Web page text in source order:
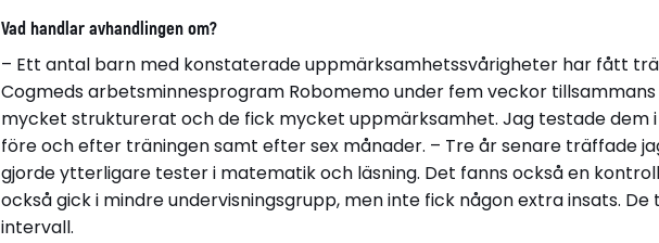
Läs avhandling
Vad handlar avhandlingen om?
– Ett antal barn med konstaterade uppmärksamhetssvårigheter har fått
Cogmeds arbetsminnesprogram Robomemo under fem veckor tillsammans
mycket strukturerat och de fick mycket uppmärksamhet. Jag testade dem
före och efter träningen samt efter sex månader. – Tre år senare träffade
gjorde ytterligare tester i matematik och läsning. Det fanns också en
också gick i mindre undervisningsgrupp, men inte fick någon extra insats.
intervall.